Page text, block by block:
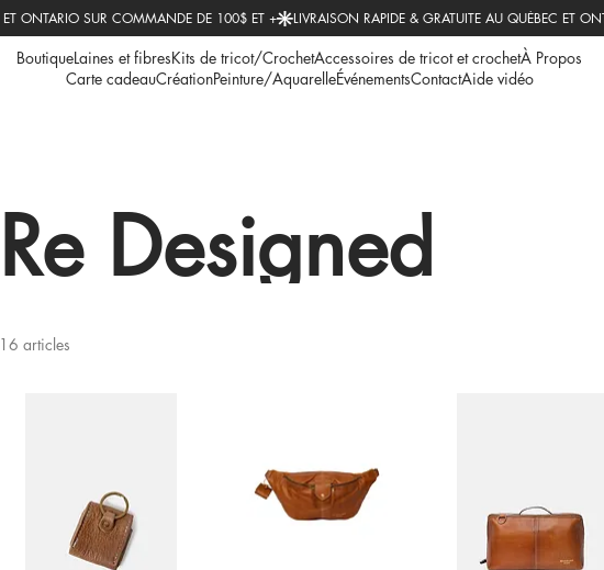
BoutiqueLaines et fibresKits de tricot/CrochetAccessoires de tricot et crochetÀ Propos
Carte cadeauCréationPeinture/AquarelleÉvénementsContactAide vidéo
Re Designed
16 articles